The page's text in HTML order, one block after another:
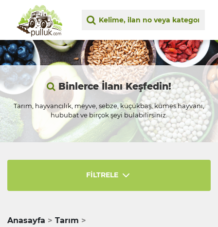
Binlerce İlanı Keşfedin!
Tarım, hayvancılık, meyve, sebze, küçükbaş, kümes hayvanı,
hububat ve birçok şeyi bulabilirsiniz.
FİLTRELE
Anasayfa
Tarım